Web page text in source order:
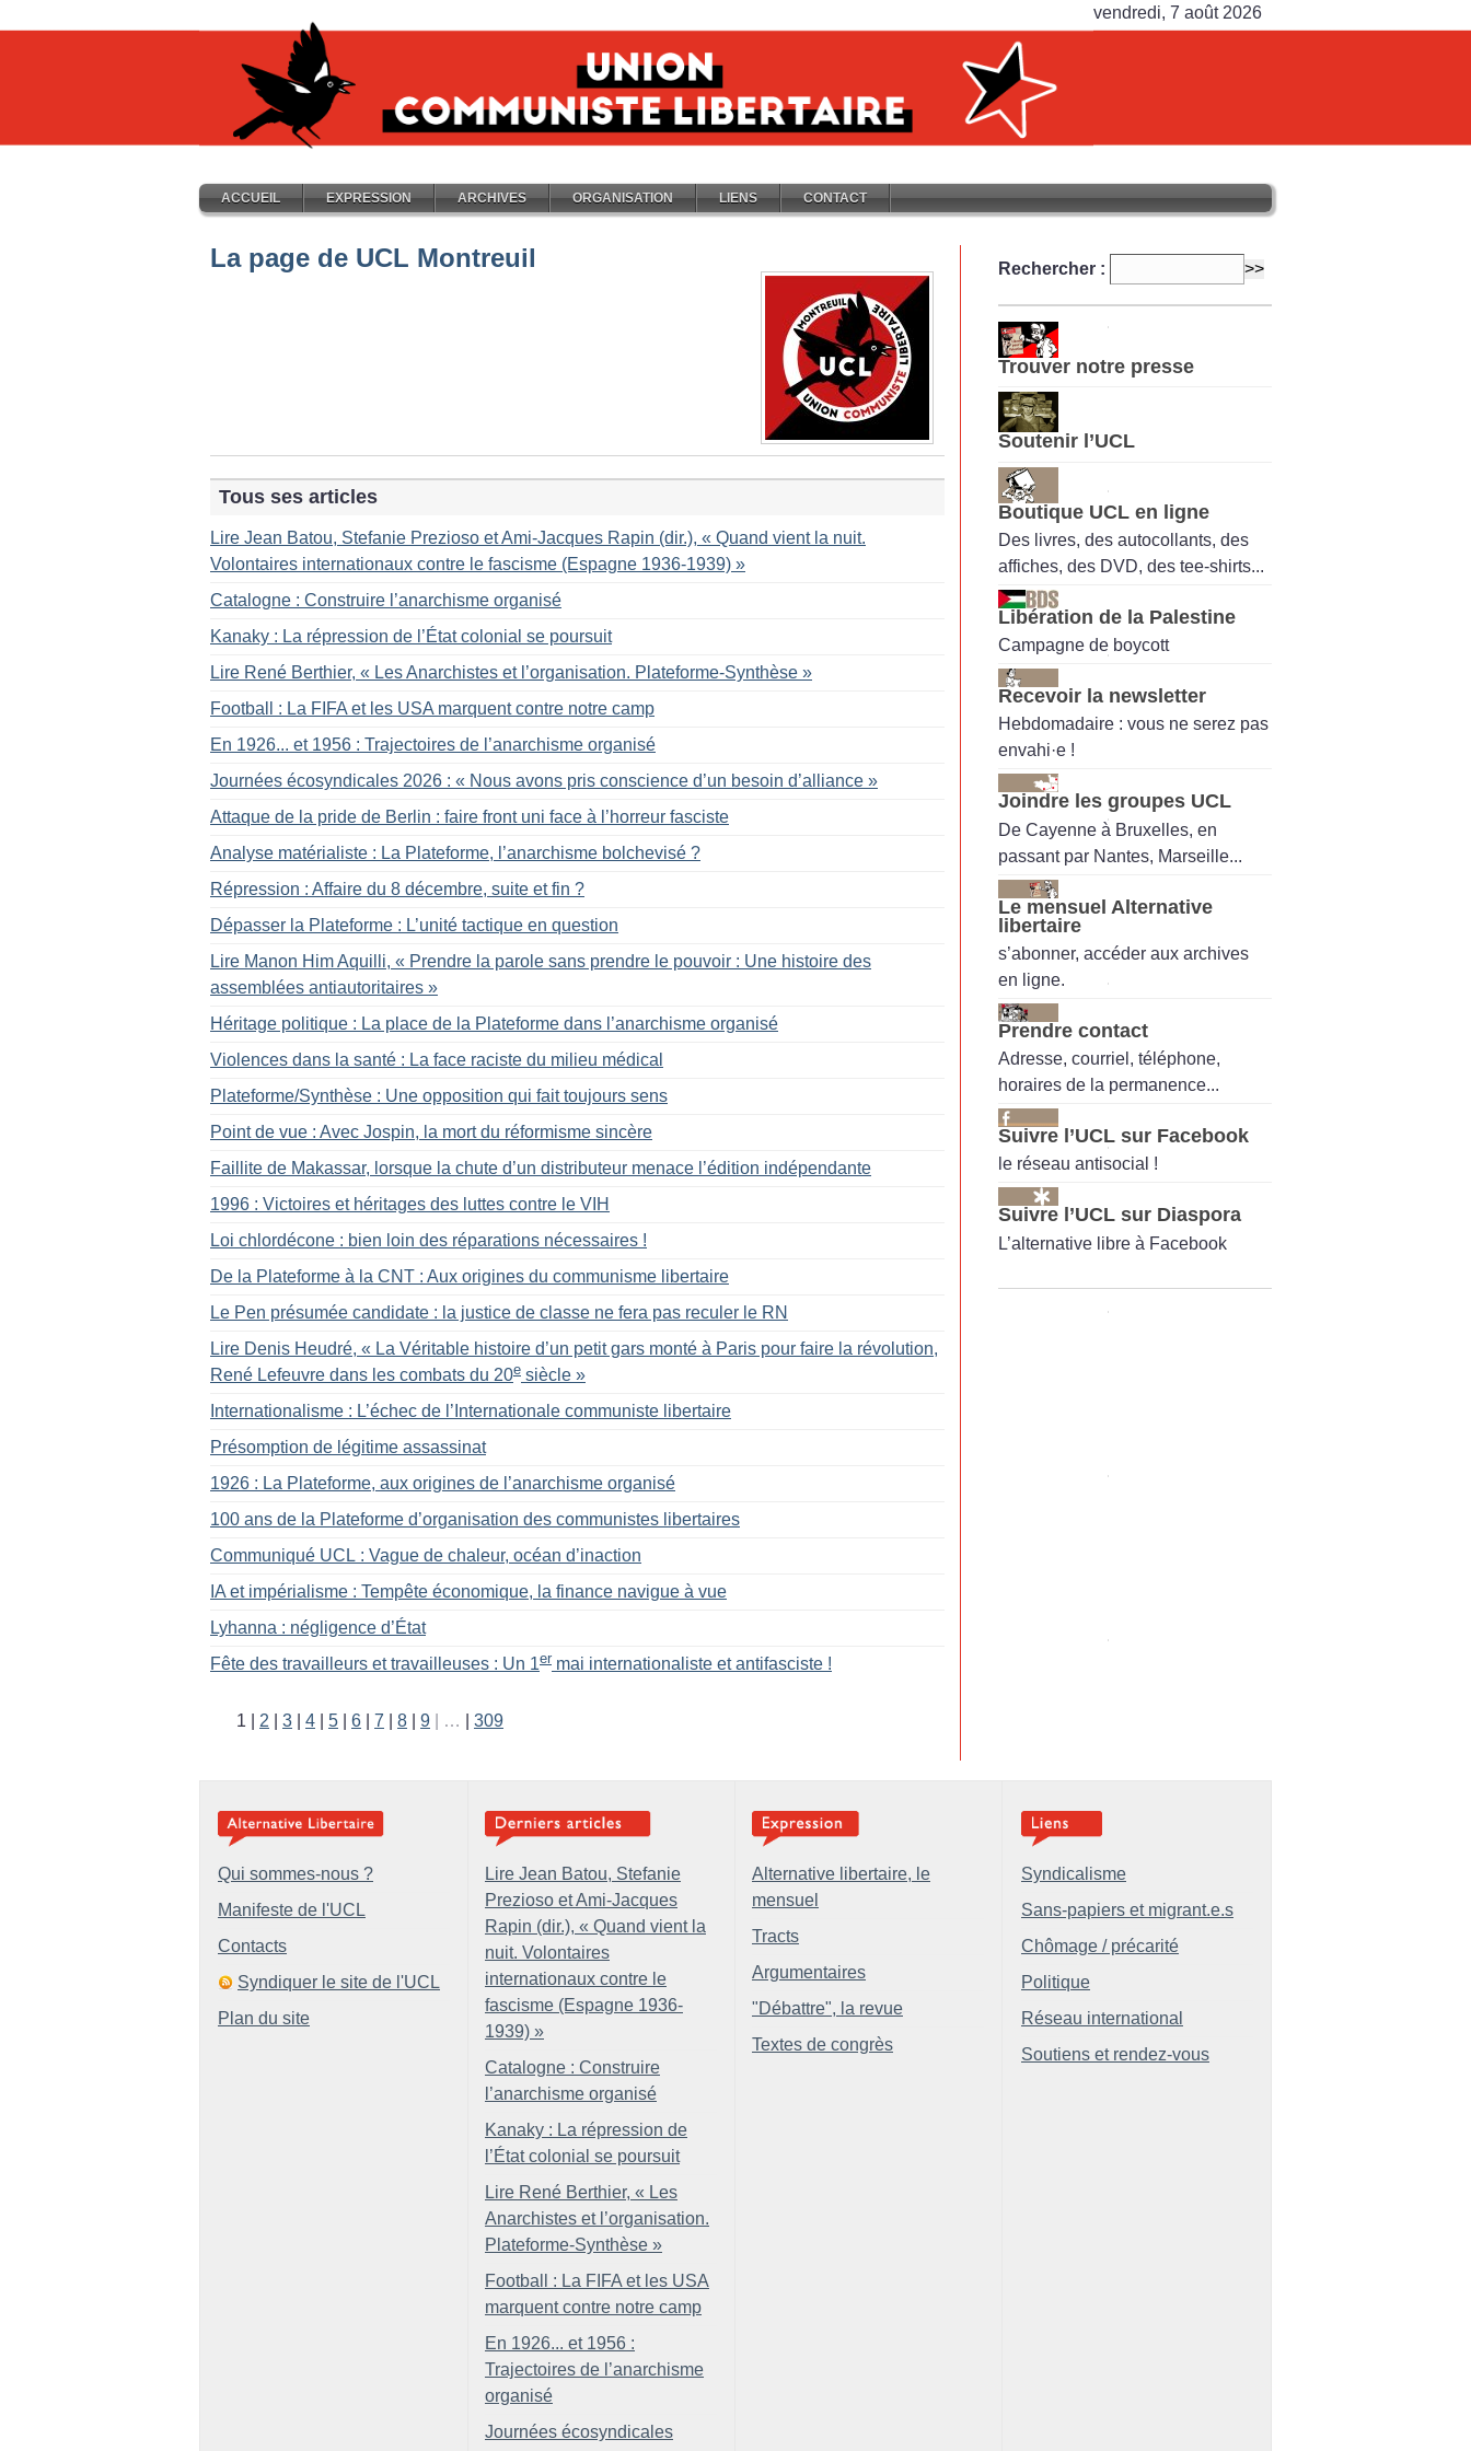
vendredi, 7 août 2026
ACCUEIL EXPRESSION ARCHIVES ORGANISATION LIENS CONTACT
La page de UCL Montreuil
Tous ses articles
Lire Jean Batou, Stefanie Prezioso et Ami-Jacques Rapin (dir.), « Quand vient la nuit.
Volontaires internationaux contre le fascisme (Espagne 1936-1939) »
Catalogne : Construire l’anarchisme organisé
Kanaky : La répression de l’État colonial se poursuit
Lire René Berthier, « Les Anarchistes et l’organisation. Plateforme-Synthèse »
Football : La FIFA et les USA marquent contre notre camp
En 1926... et 1956 : Trajectoires de l’anarchisme organisé
Journées écosyndicales 2026 : « Nous avons pris conscience d’un besoin d’alliance »
Attaque de la pride de Berlin : faire front uni face à l’horreur fasciste
Analyse matérialiste : La Plateforme, l’anarchisme bolchevisé ?
Répression : Affaire du 8 décembre, suite et fin ?
Dépasser la Plateforme : L’unité tactique en question
Lire Manon Him Aquilli, « Prendre la parole sans prendre le pouvoir : Une histoire des
assemblées antiautoritaires »
Héritage politique : La place de la Plateforme dans l’anarchisme organisé
Violences dans la santé : La face raciste du milieu médical
Plateforme/Synthèse : Une opposition qui fait toujours sens
Point de vue : Avec Jospin, la mort du réformisme sincère
Faillite de Makassar, lorsque la chute d’un distributeur menace l’édition indépendante
1996 : Victoires et héritages des luttes contre le VIH
Loi chlordécone : bien loin des réparations nécessaires !
De la Plateforme à la CNT : Aux origines du communisme libertaire
Le Pen présumée candidate : la justice de classe ne fera pas reculer le RN
Lire Denis Heudré, « La Véritable histoire d’un petit gars monté à Paris pour faire la révolution,
René Lefeuvre dans les combats du 20e siècle »
Internationalisme : L’échec de l’Internationale communiste libertaire
Présomption de légitime assassinat
1926 : La Plateforme, aux origines de l’anarchisme organisé
100 ans de la Plateforme d’organisation des communistes libertaires
Communiqué UCL : Vague de chaleur, océan d’inaction
IA et impérialisme : Tempête économique, la finance navigue à vue
Lyhanna : négligence d’État
Fête des travailleurs et travailleuses : Un 1er mai internationaliste et antifasciste !
1 2 3 4 5 6 7 8 9 … 309
Rechercher :
Trouver notre presse
Soutenir l’UCL
Boutique UCL en ligne
Des livres, des autocollants, des
affiches, des DVD, des tee-shirts...
Libération de la Palestine
Campagne de boycott
Recevoir la newsletter
Hebdomadaire : vous ne serez pas
envahi·e !
Joindre les groupes UCL
De Cayenne à Bruxelles, en
passant par Nantes, Marseille...
Le mensuel Alternative
libertaire
s’abonner, accéder aux archives
en ligne.
Prendre contact
Adresse, courriel, téléphone,
horaires de la permanence...
Suivre l’UCL sur Facebook
le réseau antisocial !
Suivre l’UCL sur Diaspora
L’alternative libre à Facebook
Qui sommes-nous ?
Manifeste de l'UCL
Contacts
Syndiquer le site de l'UCL
Plan du site
Lire Jean Batou, Stefanie
Prezioso et Ami-Jacques
Rapin (dir.), « Quand vient la
nuit. Volontaires
internationaux contre le
fascisme (Espagne 1936-
1939) »
Catalogne : Construire
l’anarchisme organisé
Kanaky : La répression de
l’État colonial se poursuit
Lire René Berthier, « Les
Anarchistes et l’organisation.
Plateforme-Synthèse »
Football : La FIFA et les USA
marquent contre notre camp
En 1926... et 1956 :
Trajectoires de l’anarchisme
organisé
Journées écosyndicales
Alternative libertaire, le
mensuel
Tracts
Argumentaires
"Débattre", la revue
Textes de congrès
Syndicalisme
Sans-papiers et migrant.e.s
Chômage / précarité
Politique
Réseau international
Soutiens et rendez-vous